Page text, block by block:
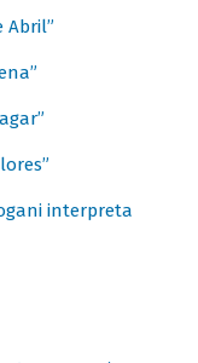
Abril”
interpreta